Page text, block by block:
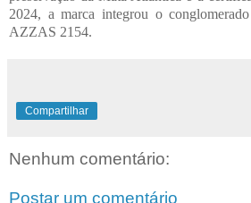
2024, a marca integrou o
AZZAS 2154.
Compartilhar
Nenhum comentário:
Postar um comentário